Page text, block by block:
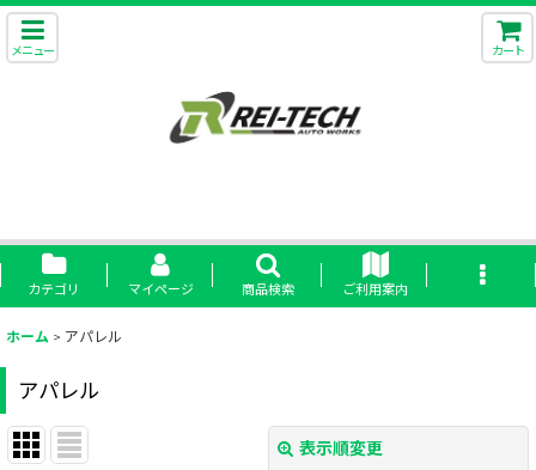
メニュー カート
カテゴリ マイページ 商品検索 ご利用案内
ホーム > アパレル
アパレル
表示順変更